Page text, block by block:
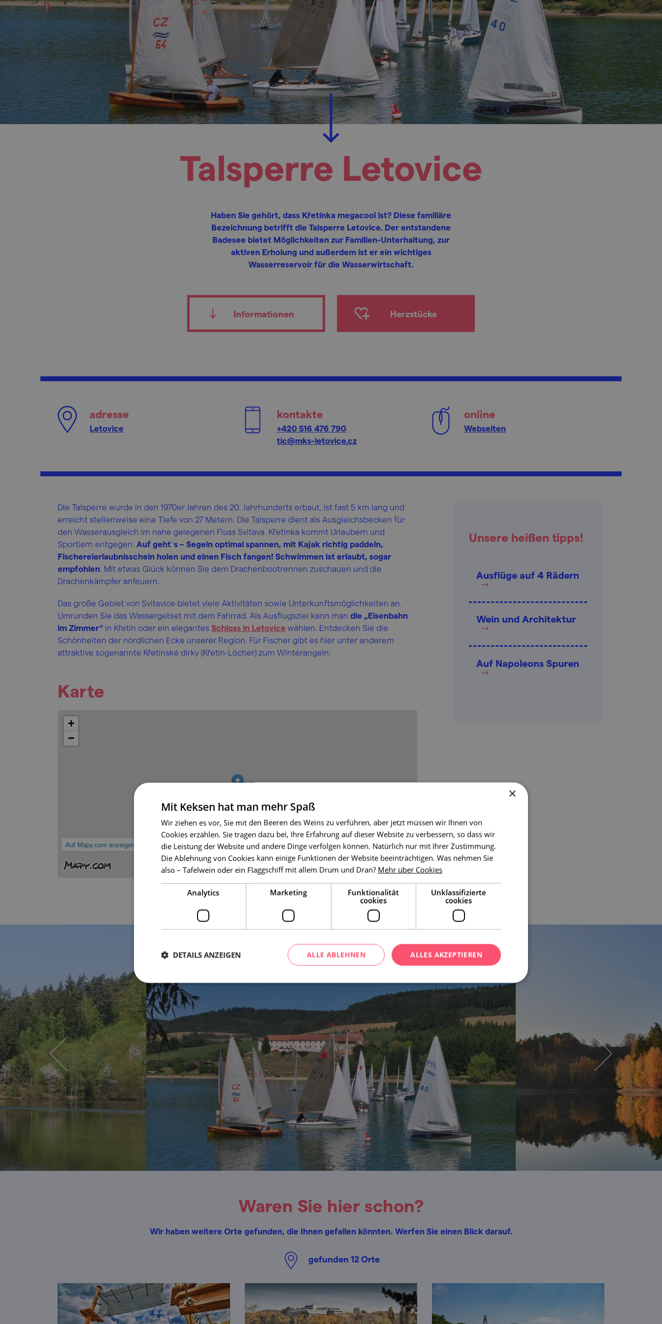
Talsperre Letovice
Haben Sie gehört, dass Křetínka megacool ist? Diese familiäre
Bezeichnung betrifft die Talsperre Letovice. Der entstandene
Badesee bietet Möglichkeiten zur Familien-Unterhaltung, zur
aktiven Erholung und außerdem ist er ein wichtiges
Wasserreservoir für die Wasserwirtschaft.
Informationen Herzstücke
adresse
Letovice
kontakte
+420 516 476 790
tic@mks-letovice.cz
online
Webseiten
Die Talsperre wurde in den 1970er Jahren des 20. Jahrhunderts erbaut, ist fast 5 km lang und
erreicht stellenweise eine Tiefe von 27 Metern. Die Talsperre dient als Ausgleichsbecken für
den Wasserausgleich im nahe gelegenen Fluss Svitava. Křetínka kommt Urlaubern und
Sportlern entgegen. Auf geht´s – Segeln optimal spannen, mit Kajak richtig paddeln,
Fischereierlaubnisschein holen und einen Fisch fangen! Schwimmen ist erlaubt, sogar
empfohlen. Mit etwas Glück können Sie dem Drachenbootrennen zuschauen und die
Drachenkämpfer anfeuern.
Das große Gebiet von Svitavice bietet viele Aktivitäten sowie Unterkunftsmöglichkeiten an.
Umrunden Sie das Wassergebiet mit dem Fahrrad. Als Ausflugsziel kann man die „Eisenbahn
im Zimmer“ in Křetín oder ein elegantes Schloss in Letovice wählen. Entdecken Sie die
Schönheiten der nördlichen Ecke unserer Region. Für Fischer gibt es hier unter anderem
attraktive sogenannte Křetínské dírky (Křetín-Löcher) zum Winterangeln.
Karte
Auf Mapy.com anzeigen
+
−
Leaflet| © Seznam.cz a.s. a další
Unsere heißen tipps!
Ausflüge auf 4 Rädern
Wein und Architektur
Auf Napoleons Spuren
Waren Sie hier schon?
Wir haben weitere Orte gefunden, die Ihnen gefallen könnten. Werfen Sie einen Blick darauf.
gefunden 12Orte
×
Mit Keksen hat man mehr Spaß
Wir ziehen es vor, Sie mit den Beeren des Weins zu verführen, aber jetzt müssen wir Ihnen von
Cookies erzählen. Sie tragen dazu bei, Ihre Erfahrung auf dieser Website zu verbessern, so dass wir
die Leistung der Website und andere Dinge verfolgen können. Natürlich nur mit Ihrer Zustimmung.
Die Ablehnung von Cookies kann einige Funktionen der Website beeinträchtigen. Was nehmen Sie
also – Tafelwein oder ein Flaggschiff mit allem Drum und Dran? Mehr über Cookies
Analytics Marketing
Funktionalität
cookies
Unklassifizierte
cookies
ALLES AKZEPTIEREN
ALLE ABLEHNEN
DETAILS ANZEIGEN